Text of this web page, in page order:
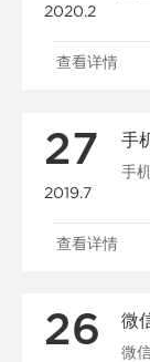
2020.2
查看详情
27
2019.7
手
手
查看详情
26 微
微